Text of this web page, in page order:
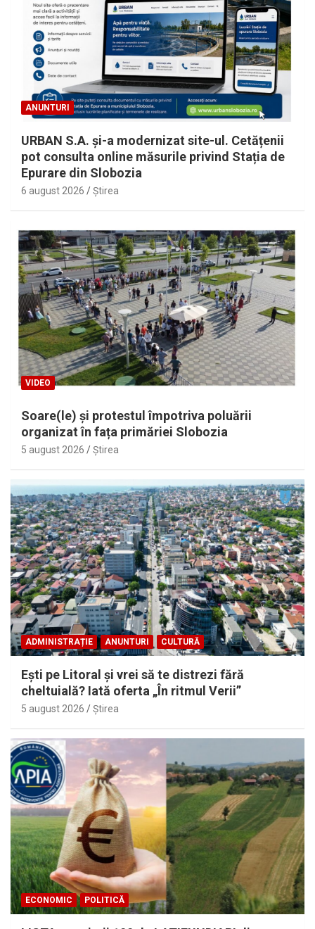
ANUNTURI
URBAN S.A. și-a modernizat site-ul. Cetățenii
pot consulta online măsurile privind Stația de
Epurare din Slobozia
6 august 2026 Ştirea
VIDEO
Soare(le) și protestul împotriva poluării
organizat în fața primăriei Slobozia
5 august 2026 Ştirea
ADMINISTRAȚIE ANUNTURI CULTURĂ
Eşti pe Litoral şi vrei să te distrezi fără
cheltuială? Iată oferta „În ritmul Verii”
5 august 2026 Ştirea
ECONOMIC POLITICĂ